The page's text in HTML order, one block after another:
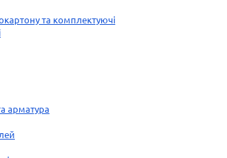
та комплектуючі
арматура